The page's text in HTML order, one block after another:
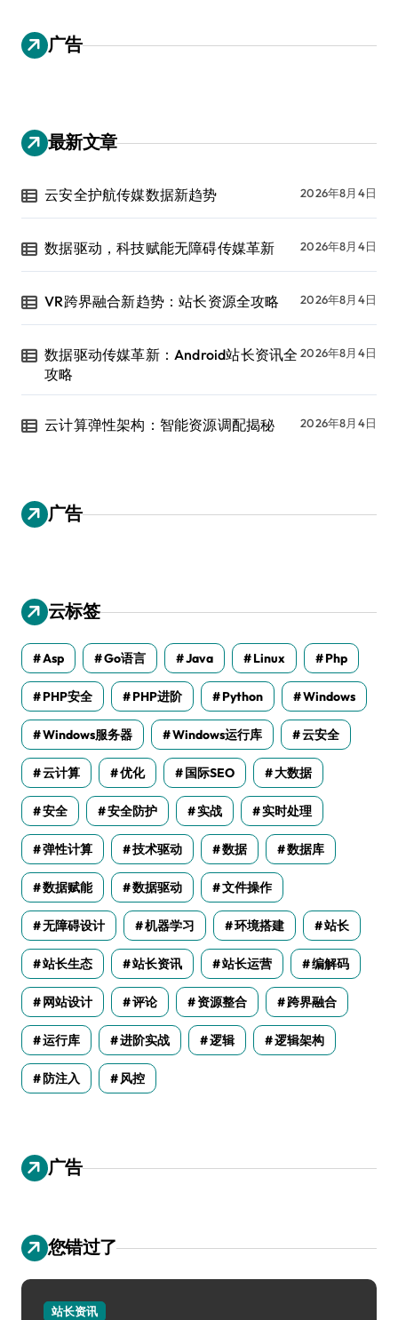
广告
最新文章
云安全护航传媒数据新趋势 2026年8月4日
数据驱动，科技赋能无障碍传媒革新 2026年8月4日
VR跨界融合新趋势：站长资源全攻略 2026年8月4日
数据驱动传媒革新：Android站长资讯全
攻略
2026年8月4日
云计算弹性架构：智能资源调配揭秘 2026年8月4日
广告
云标签
Asp Go语言 Java Linux Php
PHP安全 PHP进阶 Python Windows
Windows服务器 Windows运行库 云安全
云计算 优化 国际SEO 大数据
安全 安全防护 实战 实时处理
弹性计算 技术驱动 数据 数据库
数据赋能 数据驱动 文件操作
无障碍设计 机器学习 环境搭建 站长
站长生态 站长资讯 站长运营 编解码
网站设计 评论 资源整合 跨界融合
运行库 进阶实战 逻辑 逻辑架构
防注入 风控
广告
您错过了
站长资讯